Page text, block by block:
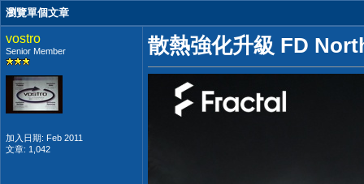
瀏覽單個文章
vostro
Senior Member
加入日期: Feb 2011
文章: 1,042
散熱強化升級 FD